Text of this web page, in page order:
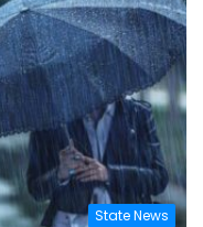
State News